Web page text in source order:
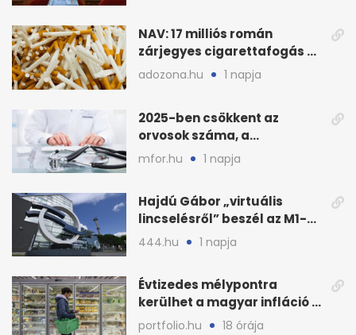
NAV: 17 milliós román
zárjegyes cigarettafogás az
M1-esen
adozona.hu 1 napja
2025-ben csökkent az
orvosok száma, a
háziorvosokra még több
mfor.hu 1 napja
Hajdú Gábor „virtuális
lincselésről” beszél az M1-
ből kirúgása után
444.hu 1 napja
Évtizedes mélypontra
kerülhet a magyar infláció a
KSH új adata szerint
portfolio.hu 18 órája